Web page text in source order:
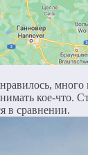
кое-что.
в сравнении.